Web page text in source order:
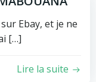
Ebay, et je ne
[…]
Lire la suite